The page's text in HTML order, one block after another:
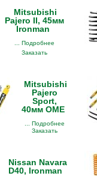
Mitsubishi
Pajero II, 45мм
Ironman
... Подробнее
Заказать
Mitsubishi
Pajero
Sport,
40мм OME
... Подробнее
Заказать
Nissan Navara
D40, Ironman